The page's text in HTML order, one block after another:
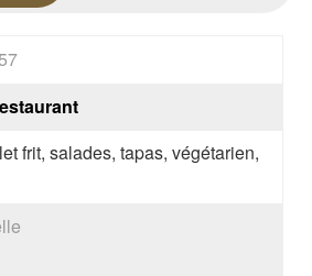
frit, salades, tapas, végétarien,